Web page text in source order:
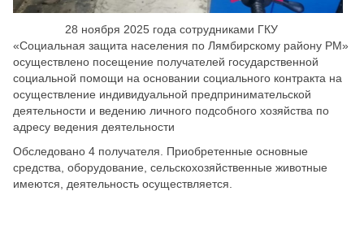
28 ноября 2025 года сотрудниками ГКУ
«Социальная защита населения по Лямбирскому району РМ»
осуществлено посещение получателей государственной
социальной помощи на основании социального контракта на
осуществление индивидуальной предпринимательской
деятельности и ведению личного подсобного хозяйства по
адресу ведения деятельности
Обследовано 4 получателя. Приобретенные основные
средства, оборудование, сельскохозяйственные животные
имеются, деятельность осуществляется.